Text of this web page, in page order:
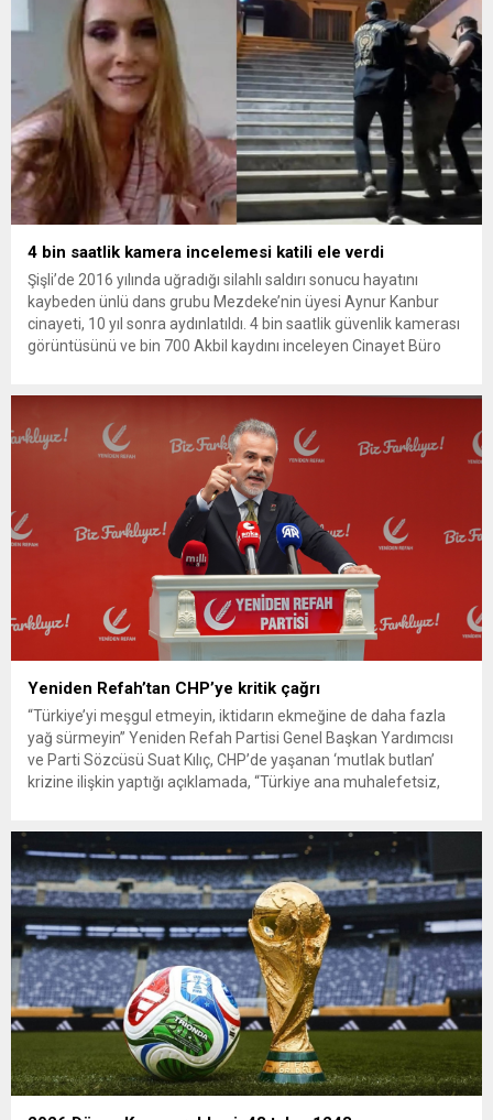
4 bin saatlik kamera incelemesi katili ele verdi
Şişli’de 2016 yılında uğradığı silahlı saldırı sonucu hayatını
kaybeden ünlü dans grubu Mezdeke’nin üyesi Aynur Kanbur
cinayeti, 10 yıl sonra aydınlatıldı. 4 bin saatlik güvenlik kamerası
görüntüsünü ve bin 700 Akbil kaydını inceleyen Cinayet Büro
Yeniden Refah’tan CHP’ye kritik çağrı
“Türkiye’yi meşgul etmeyin, iktidarın ekmeğine de daha fazla
yağ sürmeyin” Yeniden Refah Partisi Genel Başkan Yardımcısı
ve Parti Sözcüsü Suat Kılıç, CHP’de yaşanan ‘mutlak butlan’
krizine ilişkin yaptığı açıklamada, “Türkiye ana muhalefetsiz,
olun. Türkiye’yi...